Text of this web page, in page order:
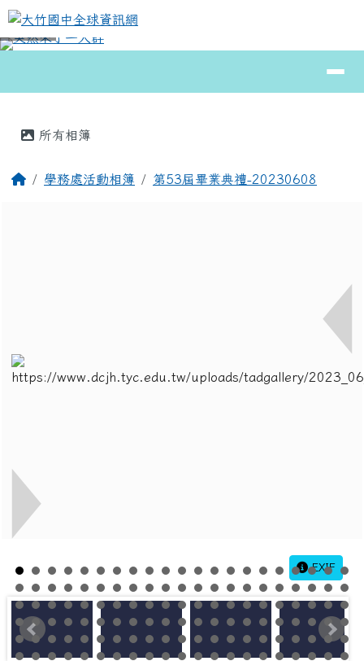
跳至主內容區
大竹國中全球資訊網
⏸
所有相簿
回首頁學務處活動相簿 第53屆畢業典禮-20230608
EXIF